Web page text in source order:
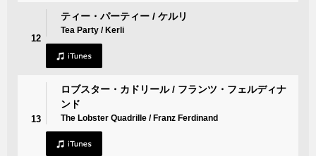
12
ティー・パーティー / ケルリ
Tea Party / Kerli
13
ロブスター・カドリール / フランツ・フェルディナ
ンド
The Lobster Quadrille / Franz Ferdinand